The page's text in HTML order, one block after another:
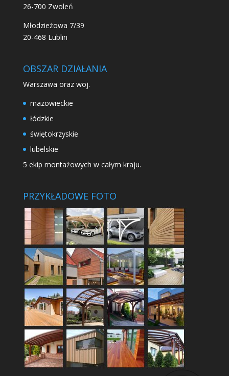
26-700 Zwoleń
Młodzieżowa 7/39
20-468 Lublin
OBSZAR DZIAŁANIA
Warszawa oraz woj.
mazowieckie
łódzkie
świętokrzyskie
lubelskie
5 ekip montażowych w całym kraju.
PRZYKŁADOWE FOTO